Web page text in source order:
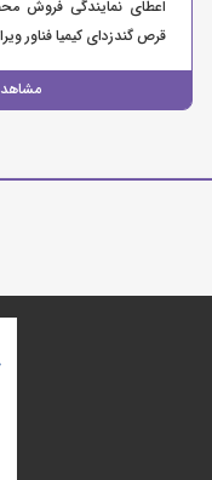
اعطای نمایندگی فروش
قرص گندزدای کیمیا فناور ویرا